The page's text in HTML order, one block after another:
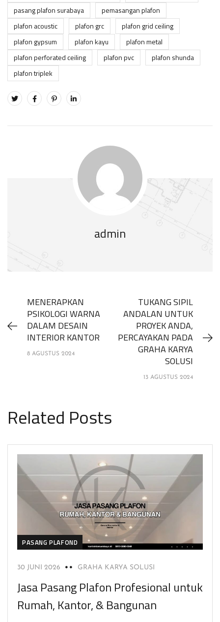
pasang plafon surabaya
pemasangan plafon
plafon acoustic
plafon grc
plafon grid ceiling
plafon gypsum
plafon kayu
plafon metal
plafon perforated ceiling
plafon pvc
plafon shunda
plafon triplek
admin
MENERAPKAN
PSIKOLOGI WARNA
DALAM DESAIN
INTERIOR KANTOR
8 AGUSTUS 2024
TUKANG SIPIL
ANDALAN UNTUK
PROYEK ANDA,
PERCAYAKAN PADA
GRAHA KARYA
SOLUSI
13 AGUSTUS 2024
Related Posts
PASANG PLAFOND
30 JUNI 2026 GRAHA KARYA SOLUSI
Jasa Pasang Plafon Profesional untuk
Rumah, Kantor, & Bangunan